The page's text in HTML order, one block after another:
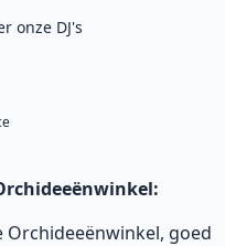
onze DJ's
Orchideeënwinkel, goed